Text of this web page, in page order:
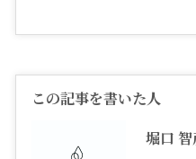
この記事を書いた人
堀口 智